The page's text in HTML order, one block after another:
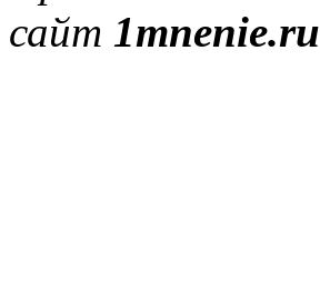
сайт 1mnenie.ru